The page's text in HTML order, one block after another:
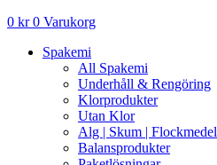
0 kr 0 Varukorg
Spakemi
All Spakemi
Underhåll & Rengöring
Klorprodukter
Utan Klor
Alg | Skum | Flockmedel
Balansprodukter